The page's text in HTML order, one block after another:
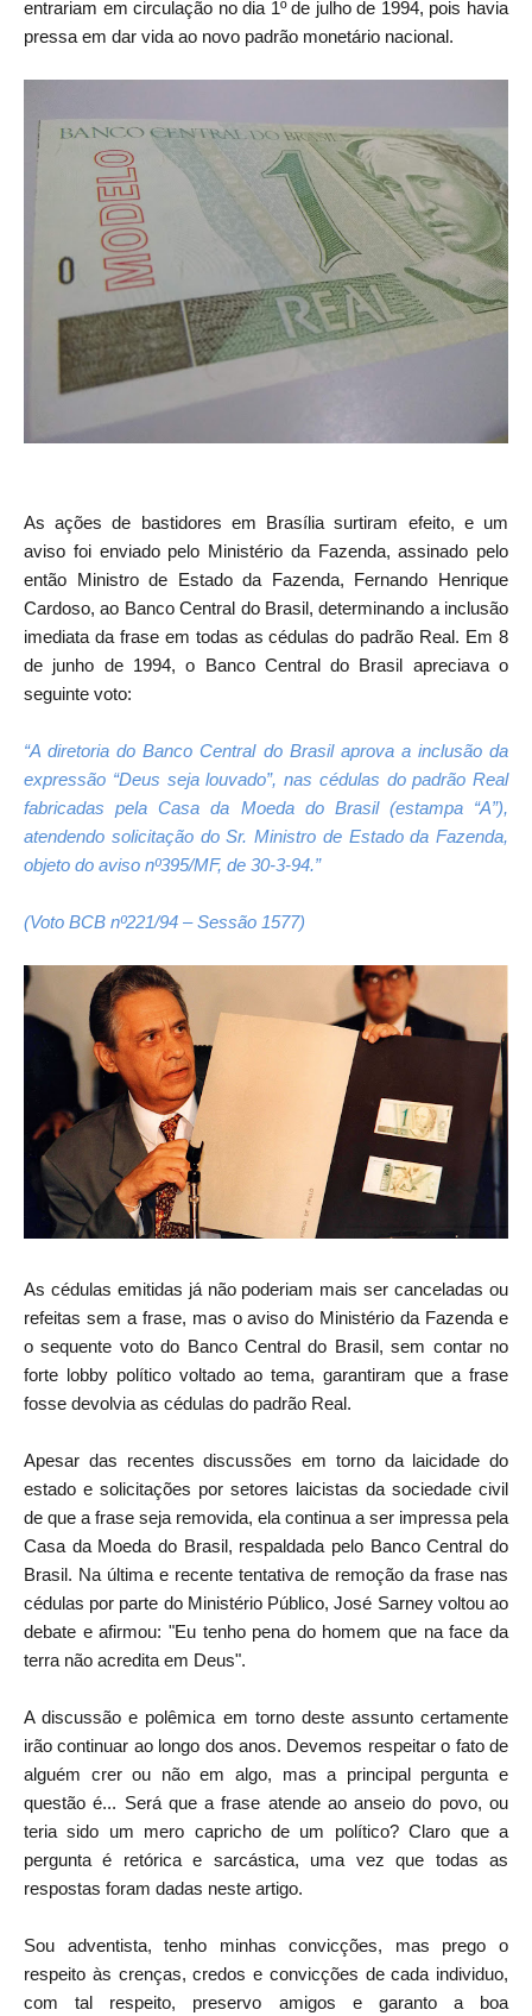
entrariam em circulação no dia 1º de julho de 1994, pois havia
pressa em dar vida ao novo padrão monetário nacional.
As ações de bastidores em Brasília surtiram efeito, e um
aviso foi enviado pelo Ministério da Fazenda, assinado pelo
então Ministro de Estado da Fazenda, Fernando Henrique
Cardoso, ao Banco Central do Brasil, determinando a inclusão
imediata da frase em todas as cédulas do padrão Real. Em 8
de junho de 1994, o Banco Central do Brasil apreciava o
seguinte voto:
“A diretoria do Banco Central do Brasil aprova a inclusão da
expressão “Deus seja louvado”, nas cédulas do padrão Real
fabricadas pela Casa da Moeda do Brasil (estampa “A”),
atendendo solicitação do Sr. Ministro de Estado da Fazenda,
objeto do aviso nº395/MF, de 30-3-94.”
(Voto BCB nº221/94 – Sessão 1577)
As cédulas emitidas já não poderiam mais ser canceladas ou
refeitas sem a frase, mas o aviso do Ministério da Fazenda e
o sequente voto do Banco Central do Brasil, sem contar no
forte lobby político voltado ao tema, garantiram que a frase
fosse devolvia as cédulas do padrão Real.
Apesar das recentes discussões em torno da laicidade do
estado e solicitações por setores laicistas da sociedade civil
de que a frase seja removida, ela continua a ser impressa pela
Casa da Moeda do Brasil, respaldada pelo Banco Central do
Brasil. Na última e recente tentativa de remoção da frase nas
cédulas por parte do Ministério Público, José Sarney voltou ao
debate e afirmou: "Eu tenho pena do homem que na face da
terra não acredita em Deus".
A discussão e polêmica em torno deste assunto certamente
irão continuar ao longo dos anos. Devemos respeitar o fato de
alguém crer ou não em algo, mas a principal pergunta e
questão é... Será que a frase atende ao anseio do povo, ou
teria sido um mero capricho de um político? Claro que a
pergunta é retórica e sarcástica, uma vez que todas as
respostas foram dadas neste artigo.
Sou adventista, tenho minhas convicções, mas prego o
respeito às crenças, credos e convicções de cada individuo,
com tal respeito, preservo amigos e garanto a boa